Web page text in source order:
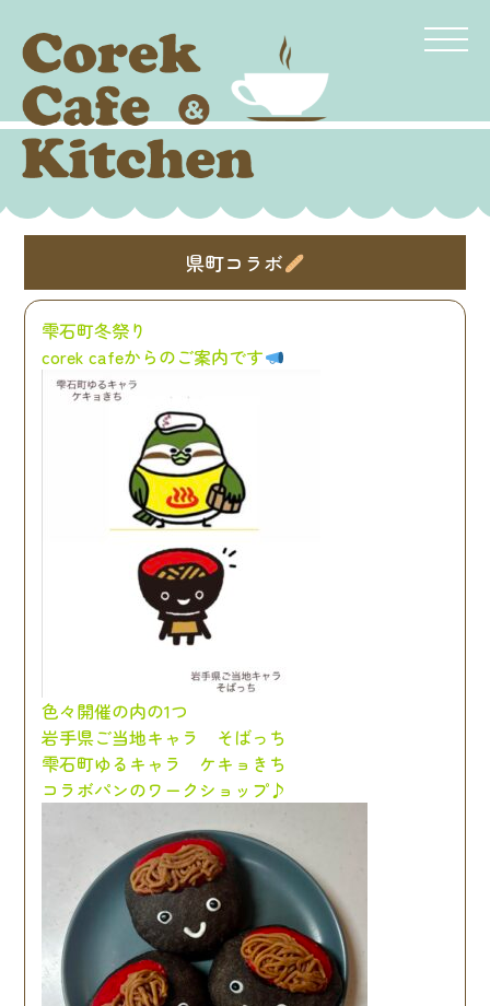
県町コラボ
雫石町冬祭り
corek cafeからのご案内です
色々開催の内の1つ
岩手県ご当地キャラ そばっち
雫石町ゆるキャラ ケキョきち
コラボパンのワークショップ♪